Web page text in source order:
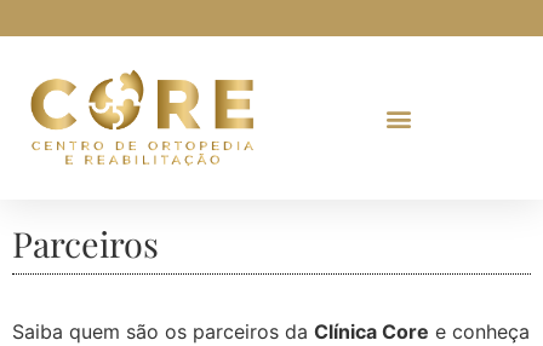
Parceiros
Saiba quem são os parceiros da Clínica Core e conheça